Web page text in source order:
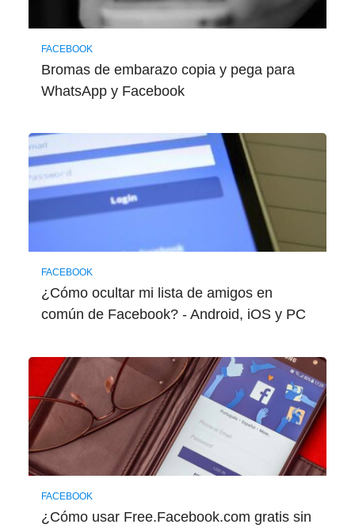
FACEBOOK
Bromas de embarazo copia y pega para
WhatsApp y Facebook
FACEBOOK
¿Cómo ocultar mi lista de amigos en
común de Facebook? - Android, iOS y PC
FACEBOOK
¿Cómo usar Free.Facebook.com gratis sin